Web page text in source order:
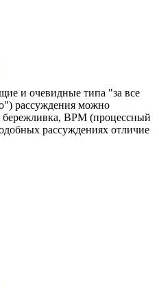
и очевидные типа "за все
рассуждения можно
бережливка, BPM (процессный
рассуждениях отличие